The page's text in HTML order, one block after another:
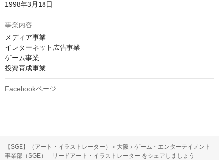
1998年3月18日
事業内容
メディア事業
インターネット広告事業
ゲーム事業
投資育成事業
Facebookページ
【SGE】（アート・イラストレーター）＜大阪＞ゲーム・エンターテイメント
事業部（SGE） リードアート・イラストレーター をシェアしましょう